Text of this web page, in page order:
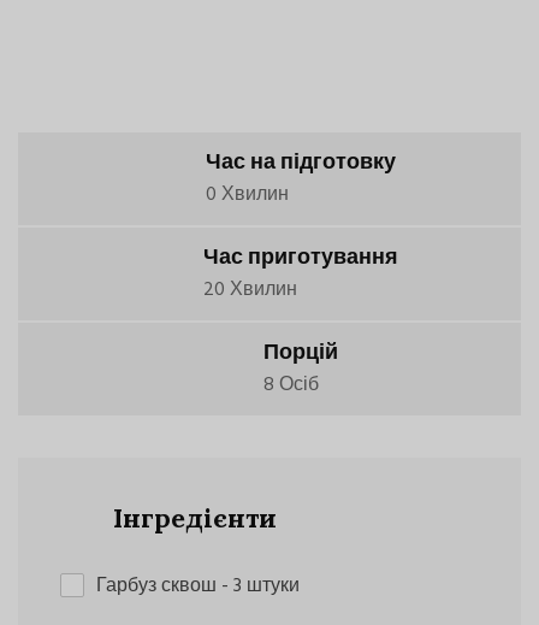
Час на підготовку
0 Хвилин
Час приготування
20 Хвилин
Порцій
8 Осіб
Інгредієнти
Гарбуз сквош - 3 штуки